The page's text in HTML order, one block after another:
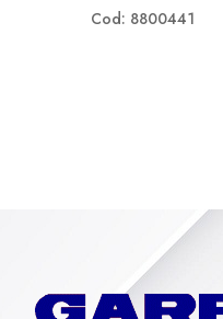
Cod: 8800441